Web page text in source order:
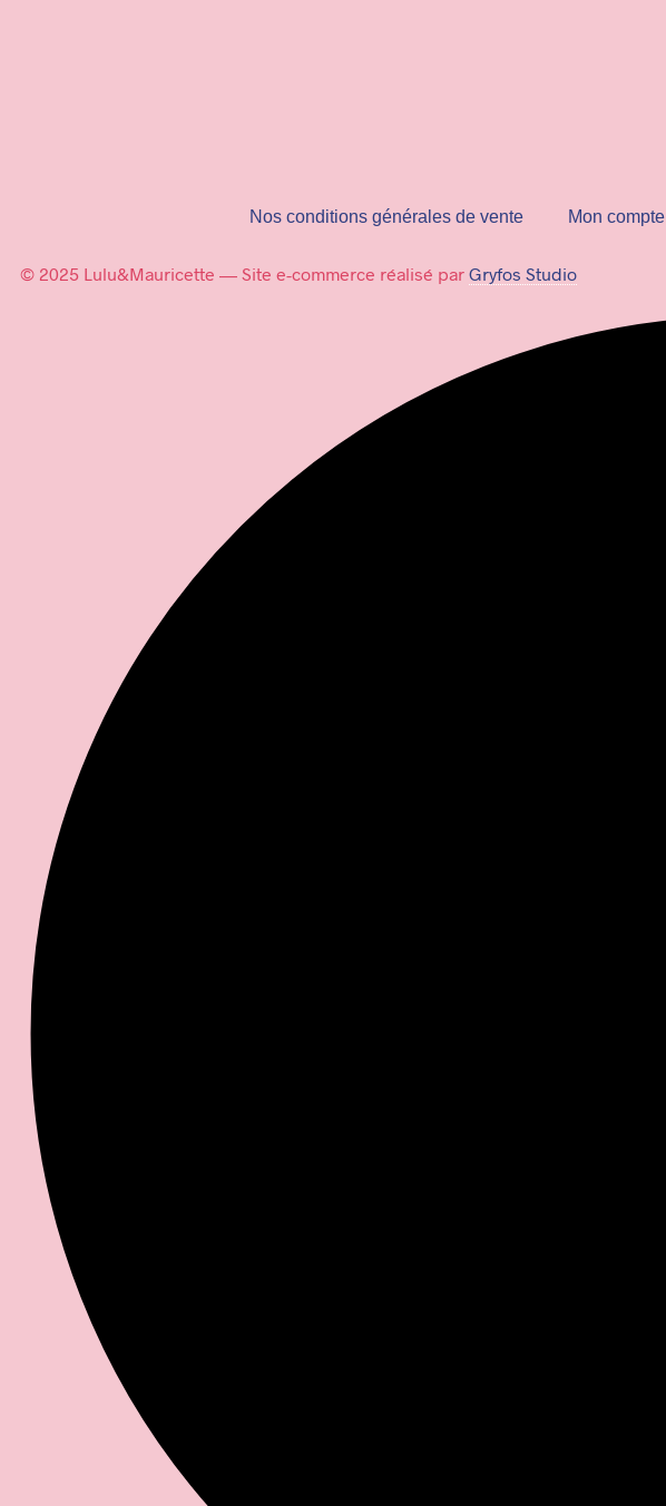
Nos conditions générales de vente Mon compte
© 2025 Lulu&Mauricette — Site e-commerce réalisé par Gryfos Studio